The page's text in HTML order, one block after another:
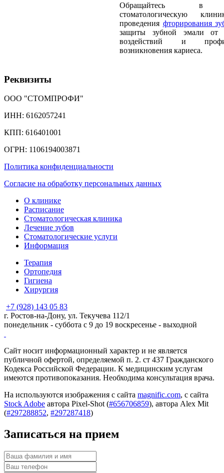
Обращайтесь в
стоматологическую
проведения фторирования
защиты зубной эмали от
воздействий и
возникновения кариеса.
Реквизиты
ООО "СТОМПРОФИ"
ИНН: 6162057241
КПП: 616401001
ОГРН: 1106194003871
Политика конфиденциальности
Согласие на обработку персональных данных
О клинике
Расписание
Стоматологическая клиника
Лечение зубов
Стоматологические услуги
Информация
Терапия
Ортопедия
Гигиена
Хирургия
+7 (928) 143 05 83
г. Ростов-на-Дону, ул. Текучева 112/1
понедельник - суббота с 9 до 19 воскресенье - выходной
Сайт носит информационный характер и не является
публичной офертой, определяемой п. 2. ст 437 Гражданского
Кодекса Российской Федерации. К медицинским услугам
имеются противопоказания. Необходима консультация врача.
На используются изображения с сайта magnific.com, с сайта
Stock Adobe автора Pixel-Shot (#656706859), автора Alex Mit
(#297288852, #297287418)
Записаться на прием